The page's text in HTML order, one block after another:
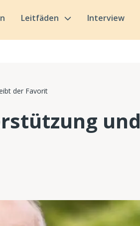
Leitfäden Interview
der Favorit
und